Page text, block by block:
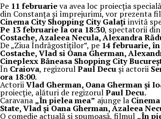
Pe 11 februarieva avea loc proiecția specială
din Constanța și împrejurimi, vor prezenta
Cinema City Shopping City Galațiinvită
Pe 13 februarie la ora 18:30, spectatorii din
Costache, Azaleea Necula, Alexandra
De „Ziua Îndrăgostiților”, pe 14 februarie,
Costache, Vlad si Oana Gherman,
Cineplexx Băneasa Shopping City
În Craiova, regizorulPaul Decuși actorii
ora 18:00.
ActoriiVlad Gherman, Oana Gherman și
proiecție, alături de regizorulPaul Decu.
Caravana „În pielea mea” ajunge la
State, Vlad și Oana Gherman, Azaleea
O comedie actuală și spumoasă, filmul „În